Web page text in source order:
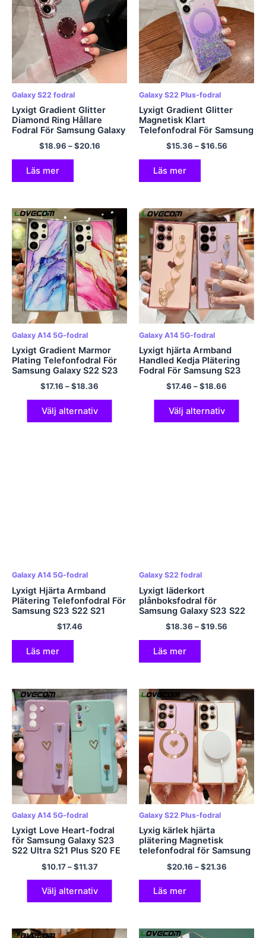
Galaxy S22 fodral
Lyxigt Gradient Glitter
Diamond Ring Hållare
Fodral För Samsung Galaxy
S23 Ultra Plus S22 Ultra
Plus S 23 22 5G Mjukt
telefonskal
$18.96 –$20.16
Läs mer
Galaxy S22 Plus-fodral
Lyxigt Gradient Glitter
Magnetisk Klart
Telefonfodral För Samsung
Galaxy S23 S22 Ultra Plus
Bumper Stötsäkert Soft
Cover Coque
$15.36 –$16.56
Läs mer
Galaxy A14 5G-fodral
Lyxigt Gradient Marmor
Plating Telefonfodral För
Samsung Galaxy S22 S23
Ultra S21 Plus A54 A34
A14 A24 A53 A13 5G 4G
Mjukt skal
$17.16 –$18.36
Välj alternativ
Galaxy A14 5G-fodral
Lyxigt hjärta Armband
Handled Kedja Plätering
Fodral För Samsung S23
S22 S21 Ultra Plus S20 FE
A24 A53 A13 A14 A34
A54 A33 A52 Cover
$17.46 –$18.66
Välj alternativ
Galaxy A14 5G-fodral
Lyxigt Hjärta Armband
Plätering Telefonfodral För
Samsung S23 S22 S21
Ultra Plus S20 FE A53 A13
A14 A34 A54 5G A33 A52
Mjukt skal
$17.46
Läs mer
Galaxy S22 fodral
Lyxigt läderkort
plånboksfodral för
Samsung Galaxy S23 S22
Ultra Plus Note 20 Ultra
Metal Lens Stand Holder
Skyddsskydd
$18.36 –$19.56
Läs mer
Galaxy A14 5G-fodral
Lyxigt Love Heart-fodral
för Samsung Galaxy S23
S22 Ultra S21 Plus S20 FE
A52 A14 A32 A72 A12 5G
A51 4G Armbandsskydd
$10.17–$11.37
Välj alternativ
Galaxy S22 Plus-fodral
Lyxig kärlek hjärta
plätering Magnetisk
telefonfodral för Samsung
Galaxy S23 S22 S21 Ultra
Plus Crossbody
Armbandsväska Bumper
Mjukt skal
$20.16 –$21.36
Läs mer